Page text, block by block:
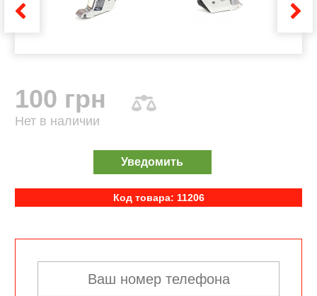
100 грн
Нет в наличии
Уведомить
Код товара: 11206